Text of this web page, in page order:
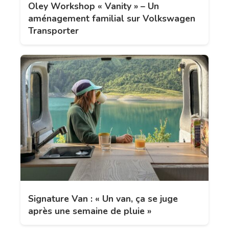
Oley Workshop « Vanity » – Un
aménagement familial sur Volkswagen
Transporter
Signature Van : « Un van, ça se juge
après une semaine de pluie »